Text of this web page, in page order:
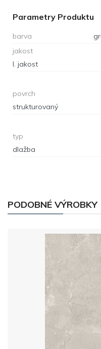
Parametry Produktu
barva
jakost
I. jakost
povrch
strukturovaný
typ
dlažba
PODOBNÉ VÝROBKY